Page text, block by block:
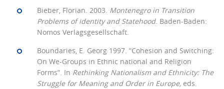
Bieber, Florian. 2003. Montenegro in Transition
Problems of identity and Statehood. Baden-Baden:
Nomos Verlagsgesellschaft.
Boundaries, E. Georg 1997. “Cohesion and Switching:
On We-Groups in Ethnic national and Religion
Forms”. In Rethinking Nationalism and Ethnicity: The
Struggle for Meaning and Order in Europe, eds.